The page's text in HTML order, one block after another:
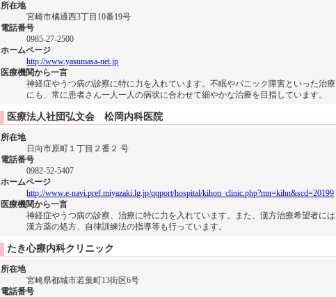
所在地
宮崎市橘通西3丁目10番19号
電話番号
0985-27-2500
ホームページ
http://www.yasumasa-net.jp
医療機関から一言
神経症やうつ病の診察に特に力を入れています。不眠やパニック障害といった治療
にも、常に患者さん一人一人の病状に合わせて細やかな治療を目指しています。
医療法人社団弘文会 松岡内科医院
所在地
日向市原町１丁目２番２ 号
電話番号
0982-52-5407
ホームページ
http://www.e-navi.pref.miyazaki.lg.jp/qqport/hospital/kihon_clinic.php?mn=kihn&scd=20199
医療機関から一言
神経症やうつ病の診察、治療に特に力を入れています。また、漢方治療希望者には
漢方薬の処方、自律訓練法の指導等も行っています。
たき心療内科クリニック
所在地
宮崎県都城市若葉町13街区6号
電話番号